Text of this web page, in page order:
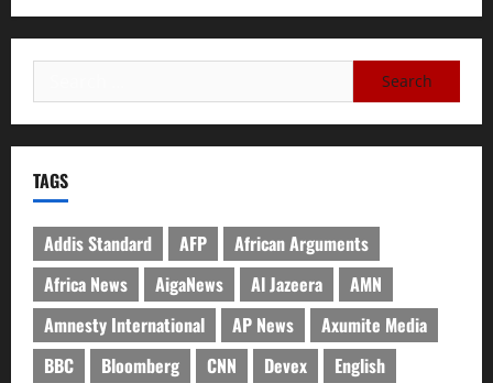
TAGS
Addis Standard AFP
African Arguments
Africa News
AigaNews Al Jazeera
AMN
Amnesty International
AP News
Axumite Media
BBC
Bloomberg CNN Devex
English